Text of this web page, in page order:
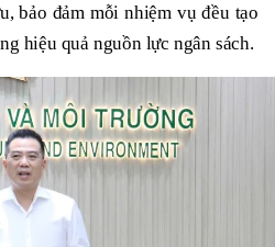
bảo đảm mỗi nhiệm vụ đều tạo
hiệu quả nguồn lực ngân sách.